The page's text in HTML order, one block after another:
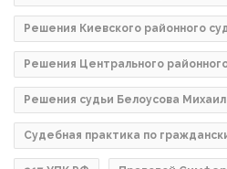
Решения Киевского районного
Решения Центрального
Решения судьи Белоусова
Судебная практика по